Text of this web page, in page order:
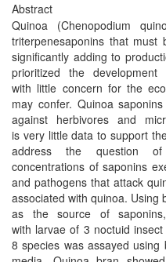
Abstract
Quinoa (Chenopodium
triterpenesaponins that
significantly adding to
prioritized the development
with little concern for the
may confer. Quinoa
against herbivores and
is very little data to support
address the question of
concentrations of saponins
and pathogens that attack
associated with quinoa. Using
as the source of
with larvae of 3 noctuid
8 species was assayed